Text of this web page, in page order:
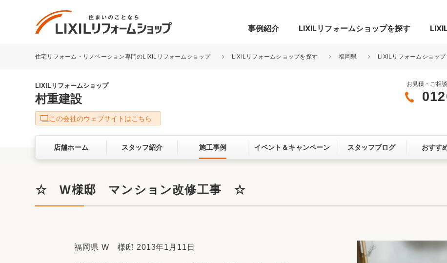
事例紹介
リフォーム事例を探す
キッチン
洗面化粧室 トイレ 玄関まわり 門まわり
ベランダ・バルコニー ガーデンスペース カースペース
LIXILリフォームショップを探す
LIXILリフォームショップについて
サービス向上・品質改善の取り組み お客さま満足度アンケート
ここちいい暮
住宅リフォーム・リノベーション専門のLIXILリフォームショップ LIXILリフォームショップを探す 福岡県 LIXILリフォームショッ
LIXILリフォームショップ
村重建設
お見積・ご相
この会社のウェブサイトはこちら
店舗ホーム スタッフ紹介 施工事例 イベント＆キャンペーン スタッフブログ おすす
☆ W様邸 マンション改修工事 ☆
福岡県 W 様邸 2013年1月11日